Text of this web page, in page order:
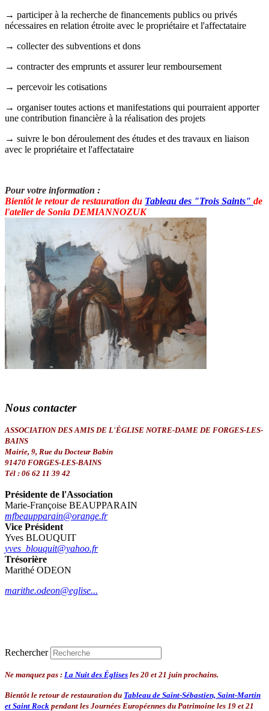
→ participer à la recherche de financements publics ou privés
nécessaires en relation étroite avec le propriétaire et l'affectataire
→ collecter des subventions et dons
→ contracter des emprunts et assurer leur remboursement
→ percevoir les cotisations
→ organiser toutes actions et manifestations qui pourraient apporter
une contribution financière à la réalisation des projets
→ suivre le bon déroulement des études et des travaux en liaison
avec le propriétaire et l'affectataire
Pour votre information :
Bientôt le retour de restauration du Tableau des "Trois Saints" de
l'atelier de Sonia DEMIANNOZUK
Nous contacter
ASSOCIATION DES AMIS DE L'ÉGLISE NOTRE-DAME DE FORGES-LES-
BAINS
Mairie, 9, Rue du Docteur Babin
91470 FORGES-LES-BAINS
Tél : 06 62 11 39 42
Présidente de l'Association
Marie-Françoise BEAUPPARAIN
mfbeaupparain@orange.fr
Vice Président
Yves BLOUQUIT
yves_blouquit@yahoo.fr
Trésorière
Marithé ODEON
marithe.odeon@eglise...
Rechercher
Ne manquez pas : La Nuit des Églises les 20 et 21 juin prochains.
Bientôt le retour de restauration du Tableau de Saint-Sébastien, Saint-Martin
et Saint Rock pendant les Journées Européennes du Patrimoine les 19 et 21